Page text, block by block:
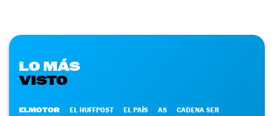
LO MÁS
VISTO
ELMOTOR EL HUFFPOST EL PAÍS AS CADENA SER